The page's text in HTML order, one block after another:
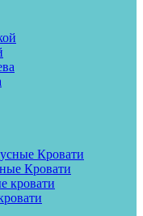
Кровати